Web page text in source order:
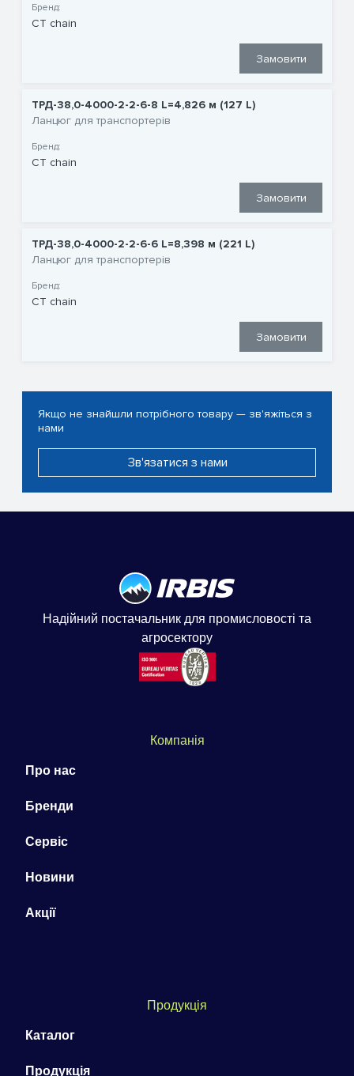
Бренд:
CT chain
Замовити
ТРД-38,0-4000-2-2-6-8 L=4,826 м (127 L)
Ланцюг для транспортерів
Бренд:
CT chain
Замовити
ТРД-38,0-4000-2-2-6-6 L=8,398 м (221 L)
Ланцюг для транспортерів
Бренд:
CT chain
Замовити
Якщо не знайшли потрібного товару — зв'яжіться з
нами
Зв'язатися з нами
Надійний постачальник для промисловості та
агросектору
Компанія
Про нас
Бренди
Сервіс
Новини
Акції
Продукція
Каталог
Продукція